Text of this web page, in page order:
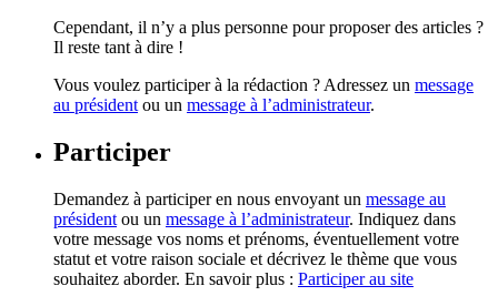
Cependant, il n’y a plus personne pour proposer des articles ?
Il reste tant à dire !
Vous voulez participer à la rédaction ? Adressez un message
au président ou un message à l’administrateur.
Participer
Demandez à participer en nous envoyant un message au
président ou un message à l’administrateur. Indiquez dans
votre message vos noms et prénoms, éventuellement votre
statut et votre raison sociale et décrivez le thème que vous
souhaitez aborder. En savoir plus : Participer au site